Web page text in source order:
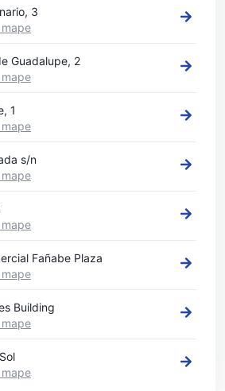
3
Guadalupe, 2
1
s/n
Fañabe Plaza
Building